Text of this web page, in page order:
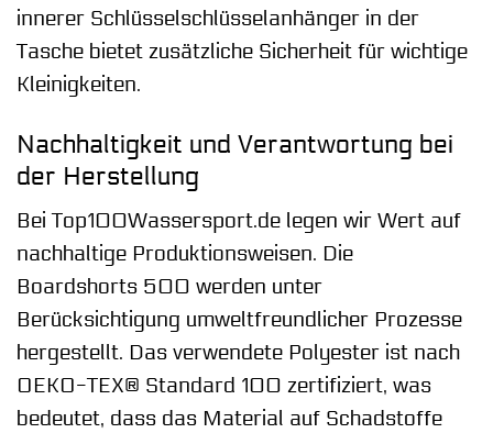
innerer Schlüsselschlüsselanhänger in der
Tasche bietet zusätzliche Sicherheit für wichtige
Kleinigkeiten.
Nachhaltigkeit und Verantwortung bei
der Herstellung
Bei Top100Wassersport.de legen wir Wert auf
nachhaltige Produktionsweisen. Die
Boardshorts 500 werden unter
Berücksichtigung umweltfreundlicher Prozesse
hergestellt. Das verwendete Polyester ist nach
OEKO-TEX® Standard 100 zertifiziert, was
bedeutet, dass das Material auf Schadstoffe